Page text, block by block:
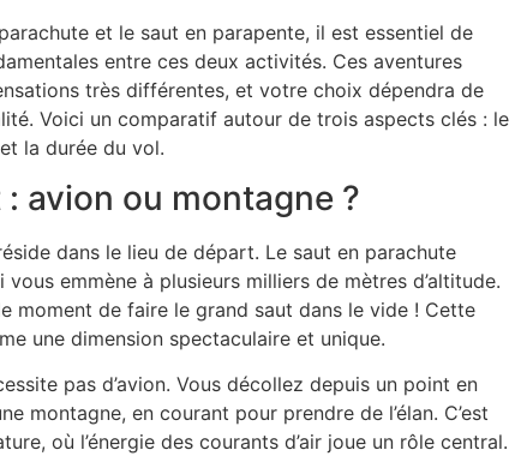
et le saut en parapente, il est essentiel de
entre ces deux activités. Ces aventures
très différentes, et votre choix dépendra de
Voici un comparatif autour de trois aspects clés : le
la durée du vol.
avion ou montagne ?
dans le lieu de départ. Le saut en parachute
emmène à plusieurs milliers de mètres d’altitude.
moment de faire le grand saut dans le vide ! Cette
une dimension spectaculaire et unique.
pas d’avion. Vous décollez depuis un point en
montagne, en courant pour prendre de l’élan. C’est
où l’énergie des courants d’air joue un rôle central.